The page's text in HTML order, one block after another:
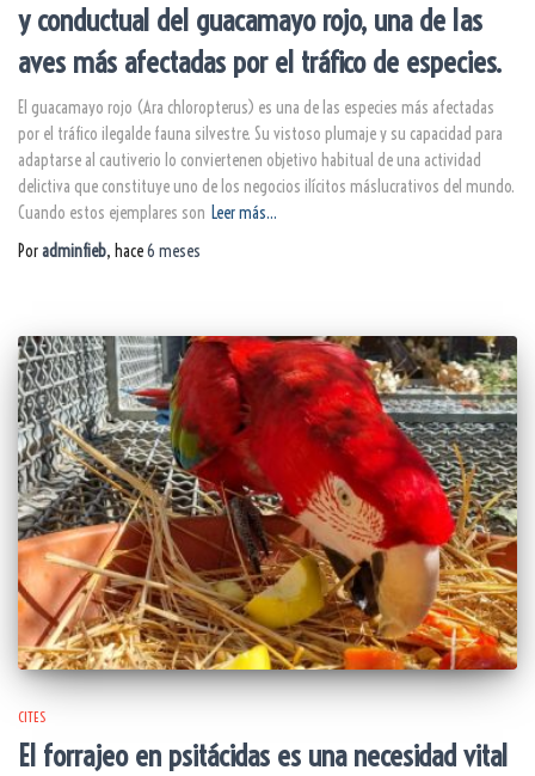
y conductual del guacamayo rojo, una de las
aves más afectadas por el tráfico de especies.
El guacamayo rojo (Ara chloropterus) es una de las especies más afectadas
por el tráfico ilegalde fauna silvestre. Su vistoso plumaje y su capacidad para
adaptarse al cautiverio lo conviertenen objetivo habitual de una actividad
delictiva que constituye uno de los negocios ilícitos máslucrativos del mundo.
Cuando estos ejemplares son Leer más…
Poradminfieb, hace6 meses
CITES
El forrajeo en psitácidas es una necesidad vital